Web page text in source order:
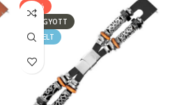
-25%
ELFOGYOTT
KIEMELT